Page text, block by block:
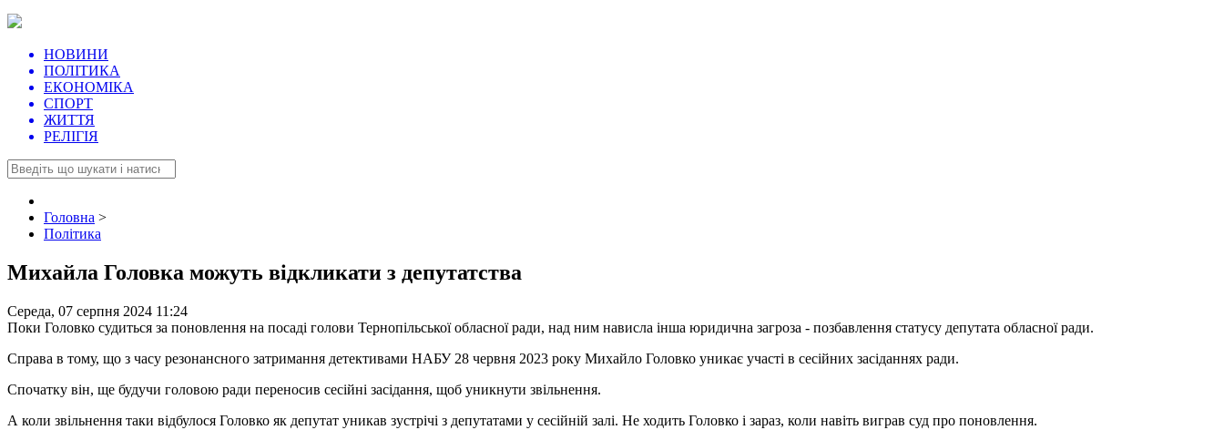
НОВИНИ
ПОЛІТИКА
ЕКОНОМІКА
СПОРТ
ЖИТТЯ
РЕЛІГІЯ
Головна >
Політика
Михайла Головка можуть відкликати з депутатства
Середа, 07 серпня 2024 11:24
Поки Головко судиться за поновлення на посаді голови Тернопільської обласної ради, над ним нависла інша юридична загроза - позбавлення статусу депутата обласної ради.
Справа в тому, що з часу резонансного затримання детективами НАБУ 28 червня 2023 року Михайло Головко уникає участі в сесійних засіданнях ради.
Спочатку він, ще будучи головою ради переносив сесійні засідання, щоб уникнути звільнення.
А коли звільнення таки відбулося Головко як депутат уникав зустрічі з депутатами у сесійній залі. Не ходить Головко і зараз, коли навіть виграв суд про поновлення.